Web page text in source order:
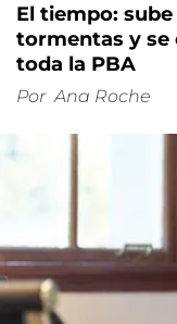
El tiempo:
tormentas y se
toda la PBA
Por Ana Roche